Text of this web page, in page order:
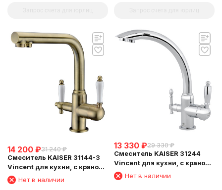
14 200 ₽31 240 ₽
Смеситель KAISER 31144-3
Vincent для кухни, с краном
для питьевой воды,
бронзовый
Нет в наличии
13 330 ₽29 330 ₽
Смеситель KAISER 31244
Vincent для кухни, с краном
для питьевой воды, хром
Нет в наличии